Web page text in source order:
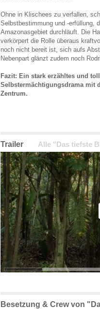
Ohne in Klischees zu verfallen,
Selbstbestimmung und -erfüllung,
Amazonasgebiet durchläuft. Die
verkörpert die Rolle überaus
noch nicht bereit ist, sich aufs
Nebenpart glänzt zudem noch
Fazit: Ein stark erzähltes und
Selbstermächtigungsdrama mit
Zentrum.
Trailer Alle "Das tiefste
Besetzung & Crew von